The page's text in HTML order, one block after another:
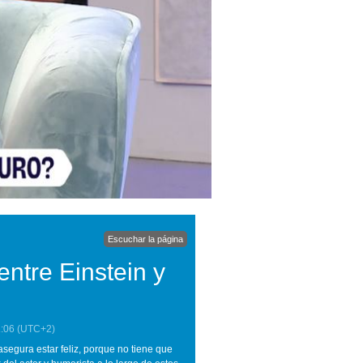
Escuchar la página
Einstein y
(UTC+2)
estar feliz, porque no tiene que